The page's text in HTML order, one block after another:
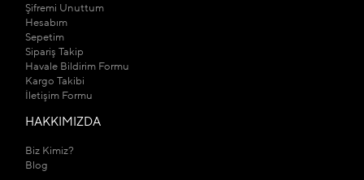
Şifremi Unuttum
Hesabım
Sepetim
Sipariş Takip
Havale Bildirim Formu
Kargo Takibi
İletişim Formu
HAKKIMIZDA
Biz Kimiz?
Blog